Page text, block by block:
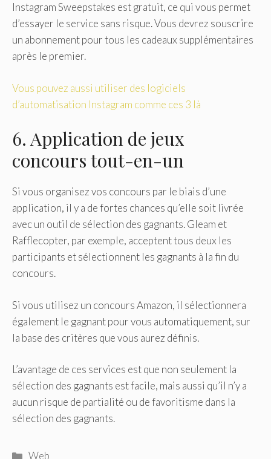
Instagram Sweepstakes est gratuit, ce qui vous permet
d’essayer le service sans risque. Vous devrez souscrire
un abonnement pour tous les cadeaux supplémentaires
après le premier.
Vous pouvez aussi utiliser des logiciels
d’automatisation Instagram comme ces 3 là
6. Application de jeux
concours tout-en-un
Si vous organisez vos concours par le biais d’une
application, il y a de fortes chances qu’elle soit livrée
avec un outil de sélection des gagnants. Gleam et
Rafflecopter, par exemple, acceptent tous deux les
participants et sélectionnent les gagnants à la fin du
concours.
Si vous utilisez un concours Amazon, il sélectionnera
également le gagnant pour vous automatiquement, sur
la base des critères que vous aurez définis.
L’avantage de ces services est que non seulement la
sélection des gagnants est facile, mais aussi qu’il n’y a
aucun risque de partialité ou de favoritisme dans la
sélection des gagnants.
Catégories
Web